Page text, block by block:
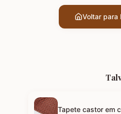
Voltar para
Tapete castor em